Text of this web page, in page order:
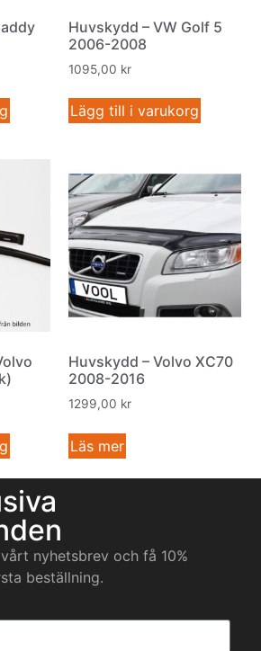
Huvskydd – VW Golf 5
2006-2008
1095,00 kr
Lägg till i varukorg
Huvskydd – Volvo XC70
2008-2016
1299,00 kr
Läs mer
nyhetsbrev och få 10%
beställning.